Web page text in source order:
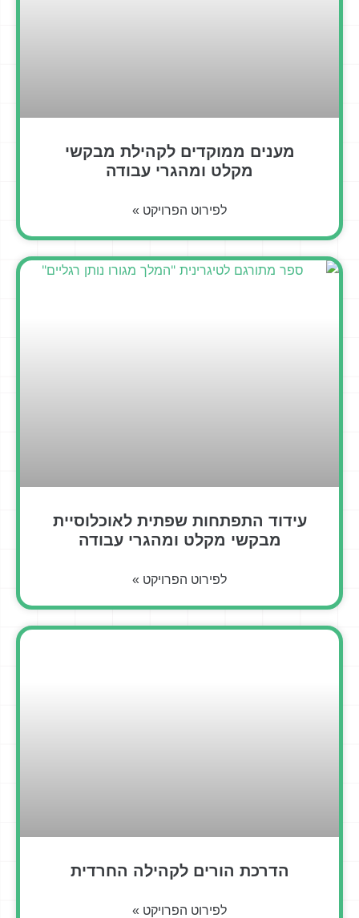
מענים ממוקדים לקהילת מבקשי
מקלט ומהגרי עבודה
לפירוט הפרויקט »
עידוד התפתחות שפתית לאוכלוסיית
מבקשי מקלט ומהגרי עבודה
לפירוט הפרויקט »
הדרכת הורים לקהילה החרדית
לפירוט הפרויקט »